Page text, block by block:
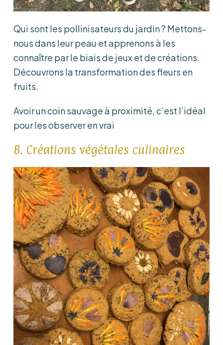
Qui sont les pollinisateurs du jardin ? Mettons-
nous dans leur peau et apprenons à les
connaître par le biais de jeux et de créations.
Découvrons la transformation des fleurs en
fruits.
Avoir un coin sauvage à proximité, c’est l’idéal
pour les observer en vrai
B. Créations végétales culinaires